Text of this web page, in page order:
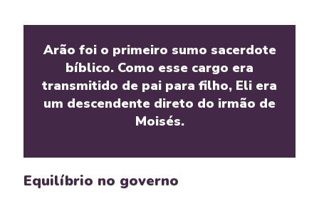
Arão foi o primeiro sumo sacerdote
bíblico. Como esse cargo era
transmitido de pai para filho, Eli era
um descendente direto do irmão de
Moisés.
Equilíbrio no governo